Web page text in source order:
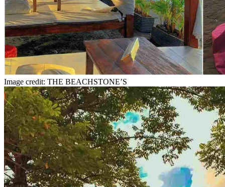
Image credit: THE BEACHSTONE’S